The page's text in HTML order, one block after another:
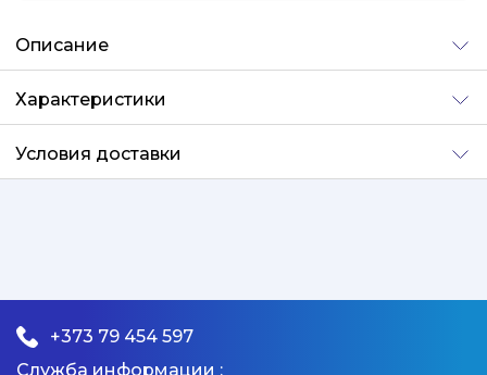
Описание
Характеристики
Условия доставки
+373 79 454 597
Служба информации :